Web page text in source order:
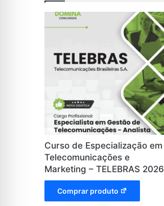
Curso de Especialização em
Telecomunicações e
Marketing – TELEBRAS 2026
Comprar produto